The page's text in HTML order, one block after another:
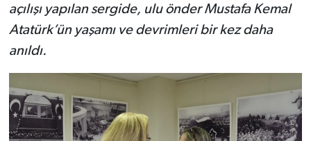
açılışı yapılan sergide, ulu önder Mustafa Kemal
Atatürk’ün yaşamı ve devrimleri bir kez daha
anıldı.